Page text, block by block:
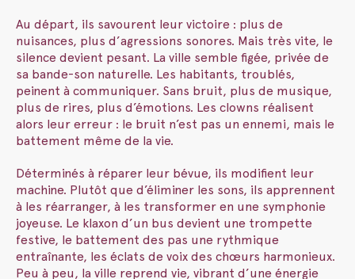
Au départ, ils savourent leur victoire : plus de
nuisances, plus d’agressions sonores. Mais très vite, le
silence devient pesant. La ville semble figée, privée de
sa bande-son naturelle. Les habitants, troublés,
peinent à communiquer. Sans bruit, plus de musique,
plus de rires, plus d’émotions. Les clowns réalisent
alors leur erreur : le bruit n’est pas un ennemi, mais le
battement même de la vie.
Déterminés à réparer leur bévue, ils modifient leur
machine. Plutôt que d’éliminer les sons, ils apprennent
à les réarranger, à les transformer en une symphonie
joyeuse. Le klaxon d’un bus devient une trompette
festive, le battement des pas une rythmique
entraînante, les éclats de voix des chœurs harmonieux.
Peu à peu, la ville reprend vie, vibrant d’une énergie